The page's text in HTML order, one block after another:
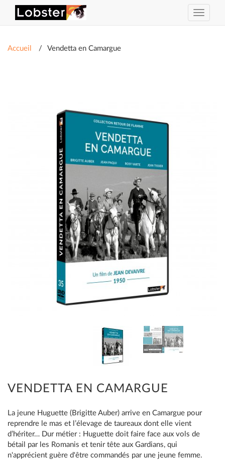
Activer
ou
Accueil Vendetta en Camargue
VENDETTA EN CAMARGUE
La jeune Huguette (Brigitte Auber) arrive en Camargue pour
reprendre le mas et l’élevage de taureaux dont elle vient
d’hériter… Dur métier : Huguette doit faire face aux vols de
bétail par les Romanis et tenir tête aux Gardians, qui
n'apprécient guère d'être commandés par une jeune femme.